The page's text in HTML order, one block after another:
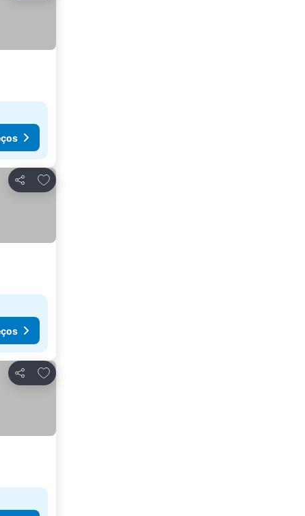
Partilhar
Adicionar aos favoritos
Partilhar
Adicionar aos favoritos